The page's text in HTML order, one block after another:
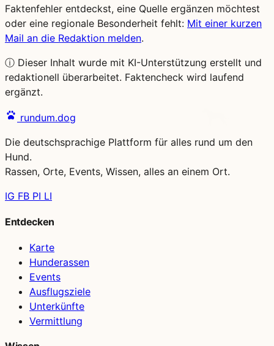
Faktenfehler entdeckst, eine Quelle ergänzen möchtest
oder eine regionale Besonderheit fehlt: Mit einer kurzen
Mail an die Redaktion melden.
ⓘ Dieser Inhalt wurde mit KI-Unterstützung erstellt und
redaktionell überarbeitet. Faktencheck wird laufend
ergänzt.
rundum.dog
Die deutschsprachige Plattform für alles rund um den
Hund.
Rassen, Orte, Events, Wissen, alles an einem Ort.
IG FB PI LI
Entdecken
Karte
Hunderassen
Events
Ausflugsziele
Unterkünfte
Vermittlung